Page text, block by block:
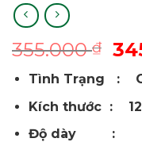
355.000₫
là:
Tình Trạng :
Kích thước :
Độ dày :